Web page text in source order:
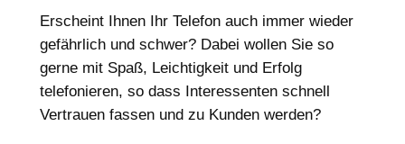
Erscheint Ihnen Ihr Telefon auch immer wieder
gefährlich und schwer? Dabei wollen Sie so
gerne mit Spaß, Leichtigkeit und Erfolg
telefonieren, so dass Interessenten schnell
Vertrauen fassen und zu Kunden werden?